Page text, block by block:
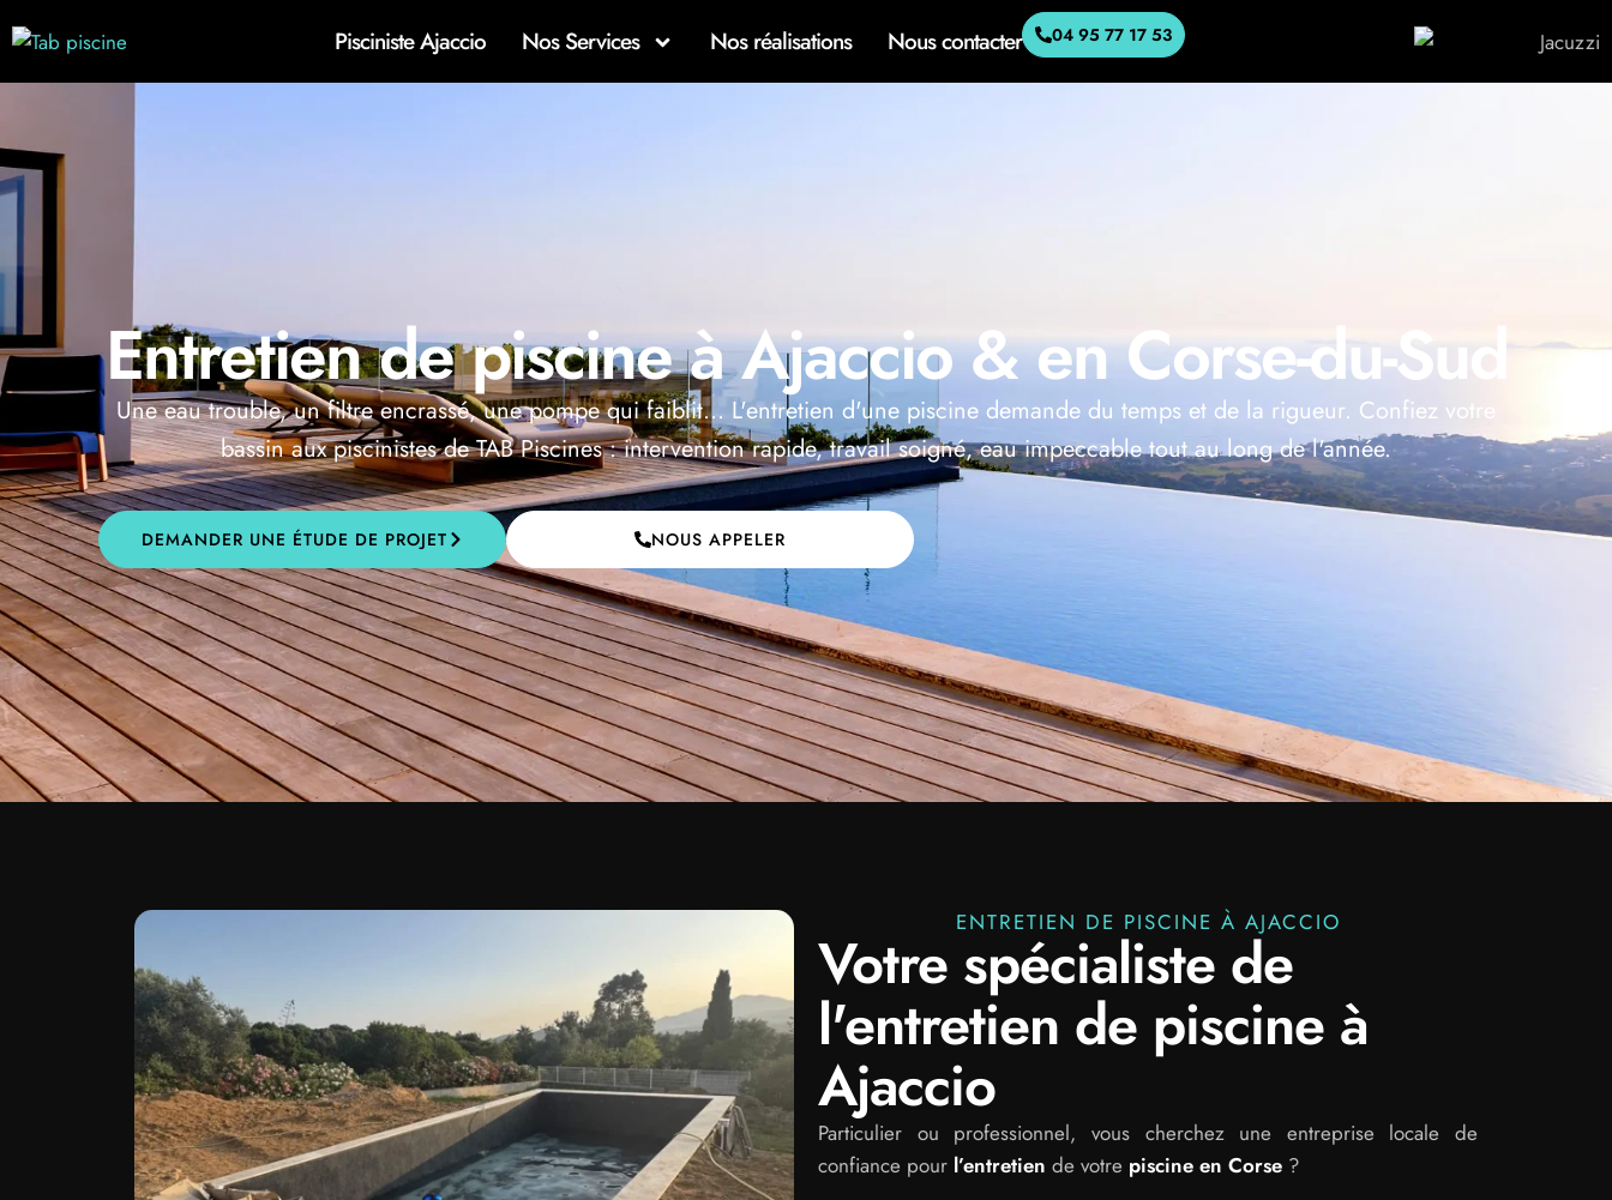
Pisciniste Ajaccio Nos Services Nos réalisations Nous contacter 04 95 77 17 53
Entretien de piscine à Ajaccio & en Corse-du-Sud
Une eau trouble, un filtre encrassé, une pompe qui faiblit… L'entretien d'une piscine demande du temps et de la rigueur. Confiez votre
bassin aux piscinistes de TAB Piscines : intervention rapide, travail soigné, eau impeccable tout au long de l'année.
DEMANDER UNE ÉTUDE DE PROJET NOUS APPELER
ENTRETIEN DE PISCINE À AJACCIO
Votre spécialiste de
l'entretien de piscine à
Ajaccio
Particulier ou professionnel, vous cherchez une entreprise locale de
confiance pour l’entretien de votre piscine en Corse ?